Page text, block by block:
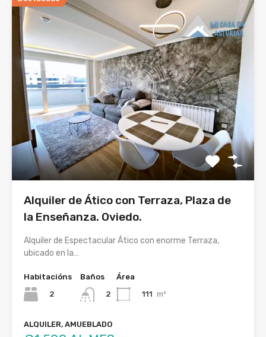
Alquiler de Ático con Terraza, Plaza de
la Enseñanza. Oviedo.
Alquiler de Espectacular Ático con enorme Terraza,
ubicado en la…
Habitacións
2
Baños
2
Área
111 m²
ALQUILER, AMUEBLADO